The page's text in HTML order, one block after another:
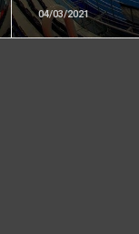
04/03/2021